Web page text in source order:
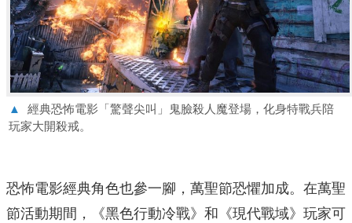
▲
經典恐怖電影「驚聲尖叫」鬼臉殺人魔登場，化身特戰兵陪
玩家大開殺戒。
恐怖電影經典角色也參一腳，萬聖節恐懼加成。在萬聖
節活動期間，《黑色行動冷戰》和《現代戰域》玩家可